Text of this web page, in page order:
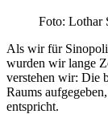
Foto: Lothar
Als wir für
wurden wir lange
verstehen wir: Die
Raums
entspricht.